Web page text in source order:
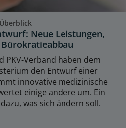
Neue Leistungen,
PKV-Verband haben dem
den Entwurf einer
innovative medizinische
einige andere um. Ein
was sich ändern soll.